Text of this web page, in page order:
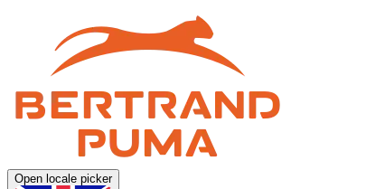
Open locale picker